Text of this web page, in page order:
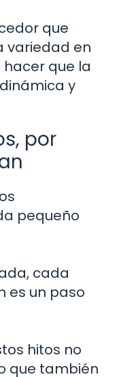
que
variedad en
que la
y
por
pequeño
cada
es un paso
hitos no
que también